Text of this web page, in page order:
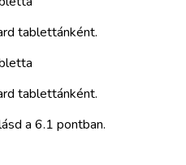
tablettánként.
tablettánként.
a 6.1 pontban.